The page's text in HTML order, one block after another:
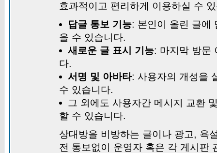
효과적이고 편리하게 이용하실 수
답글 통보 기능: 본인이 올린 글에
을 수 있습니다.
새로운 글 표시 기능: 마지막 방문
다.
서명 및 아바타: 사용자의 개성을
수 있습니다.
그 외에도 사용자간 메시지 교환
할 수 있습니다.
상대방을 비방하는 글이나 광고, 욕
전 통보없이 운영자 혹은 각 게시판